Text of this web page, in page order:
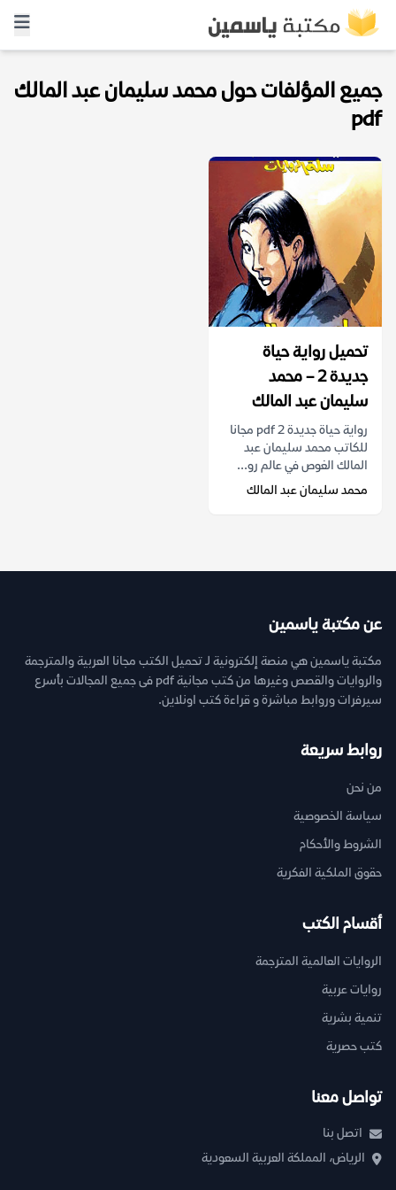
جميع المؤلفات حول محمد سليمان عبد المالك
pdf
تحميل رواية حياة
جديدة 2 – محمد
سليمان عبد المالك
رواية حياة جديدة 2 pdf مجانا
للكاتب محمد سليمان عبد
المالك الغوص في عالم رو...
محمد سليمان عبد المالك
عن مكتبة ياسمين
مكتبة ياسمين هي منصة إلكترونية لـ تحميل الكتب مجانا العربية والمترجمة
والروايات والقصص وغيرها من كتب مجانية pdf فى جميع المجالات بأسرع
سيرفرات وروابط مباشرة و قراءة كتب اونلاين.
روابط سريعة
من نحن
سياسة الخصوصية
الشروط والأحكام
حقوق الملكية الفكرية
أقسام الكتب
الروايات العالمية المترجمة
روايات عربية
تنمية بشرية
كتب حصرية
تواصل معنا
اتصل بنا
الرياض، المملكة العربية السعودية